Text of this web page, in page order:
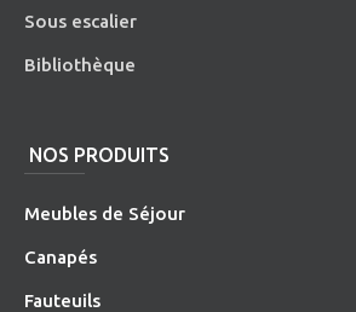
Sous escalier
Bibliothèque
NOS PRODUITS
Meubles de Séjour
Canapés
Fauteuils